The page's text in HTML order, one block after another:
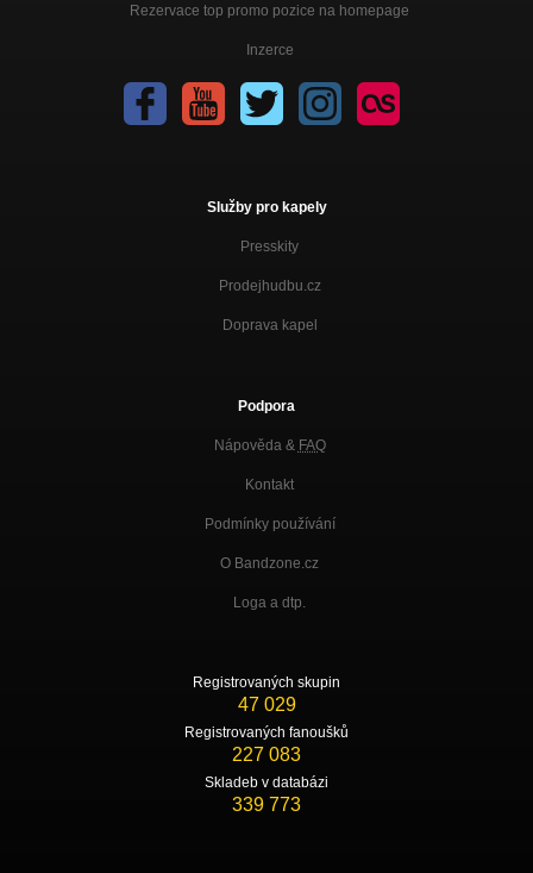
Rezervace top promo pozice na homepage
Inzerce
Služby pro kapely
Presskity
Prodejhudbu.cz
Doprava kapel
Podpora
Nápověda & FAQ
Kontakt
Podmínky používání
O Bandzone.cz
Loga a dtp.
Registrovaných skupin
47 029
Registrovaných fanoušků
227 083
Skladeb v databázi
339 773